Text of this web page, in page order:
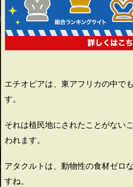
エチオピアは、東アフリカの中で
す。
それは植民地にされたことがない
われます。
アタクルトは、動物性の食材ゼロ
すね。